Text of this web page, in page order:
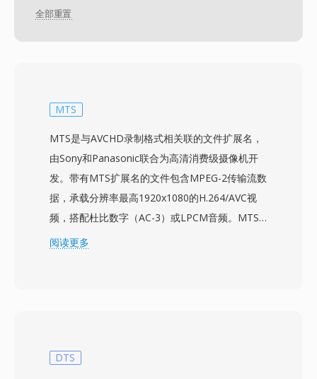
全部重置
MTS
MTS是与AVCHD录制格式相关联的文件扩展名，
由Sony和Panasonic联合为高清消费级摄像机开
发。带有MTS扩展名的文件包含MPEG-2传输流数
据，承载分辨率最高1920x1080的H.264/AVC视
频，搭配杜比数字（AC-3）或LPCM音频。MTS
名称用于从录制介质直接访问AVCHD内容的情
索引和播放列表文件。传输流封装包含对维持音视
阅读更多
DTS